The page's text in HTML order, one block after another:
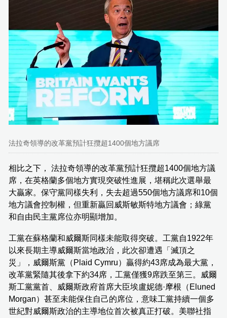
法拉奇領導的改革黨預計狂攬超1400個地方議席
相比之下， 法拉奇領導的改革黨預計狂攬超1400個地方議
席，在英格蘭多個地方實現突破性進展，堪稱此次選舉最
大贏家。保守黨同樣失利，失去超過550個地方議席和10個
地方議會控制權，但重新贏回威斯敏斯特地方議會；綠黨
和自由民主黨席位亦明顯增加。
工黨在蘇格蘭和威爾斯同樣未能取得突破。工黨自1922年
以來長期主導威爾斯當地政治，此次卻遭遇「滅頂之
災」，威爾斯黨（Plaid Cymru）贏得約43席成為最大黨，
改革黨緊隨其後拿下約34席，工黨僅獲9席跌至第三。威爾
斯工黨黨首、威爾斯政府首席大臣埃盧妮德·摩根（Eluned
Morgan）甚至未能保住自己的席位，意味工黨持續一個多
世紀對威爾斯政治的主導地位首次被真正打破。美聯社指